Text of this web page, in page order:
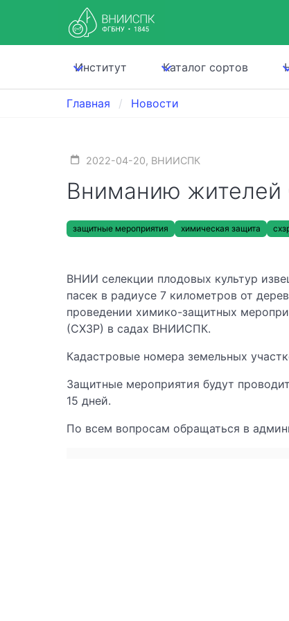
Институт Каталог сортов
Главная Новости
2022-04-20, ВНИИСПК
Вниманию жителей
защитные мероприятия химическая защита
ВНИИ селекции плодовых культур
пасек в радиусе 7 километров от
проведении химико-защитных
(СХЗР) в садах ВНИИСПК.
Кадастровые номера земельных
Защитные мероприятия будут
15 дней.
По всем вопросам обращаться в